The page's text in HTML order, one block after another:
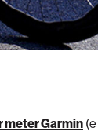
meter Garmin